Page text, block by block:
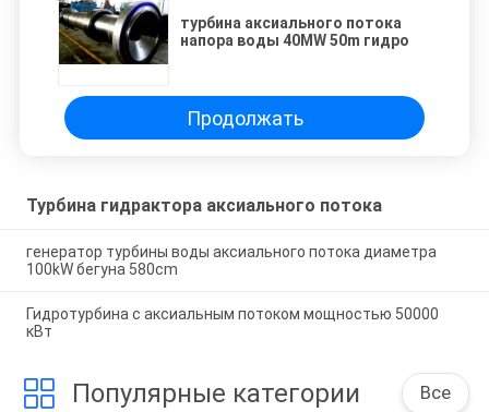
турбина аксиального потока
напора воды 40MW 50m гидро
Продолжать
Турбина гидрактора аксиального потока
генератор турбины воды аксиального потока диаметра
100kW бегуна 580cm
Гидротурбина с аксиальным потоком мощностью 50000
кВт
Популярные категории Все